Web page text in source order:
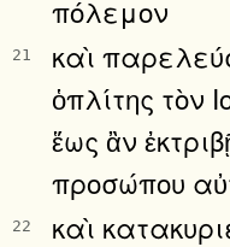
πόλεμον
21
καὶ
ὁπλίτης τὸν
ἕως ἂν
προσώπου
22
καὶ